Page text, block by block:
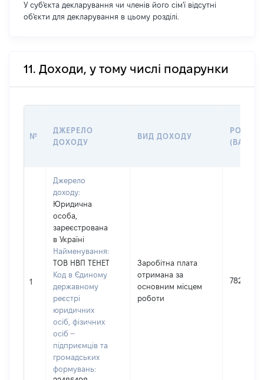
У суб'єкта декларування чи членів його сім'ї відсутні
об'єкти для декларування в цьому розділі.
11. Доходи, у тому числі подарунки
№
ДЖЕРЕЛО
ДОХОДУ
ВИД ДОХОДУ
РОЗМІР
1
Джерело
доходу:
Юридична
особа,
зареєстрована
в Україні
Найменування:
ТОВ НВП ТЕНЕТ
Код в Єдиному
державному
реєстрі
юридичних
осіб, фізичних
осіб –
підприємців та
громадських
формувань:
Заробітна плата
отримана за
основним місцем
роботи
78269